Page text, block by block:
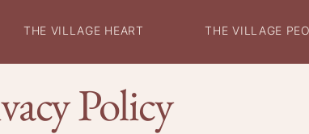
THE VILLAGE HEART THE VILLAGE
Policy